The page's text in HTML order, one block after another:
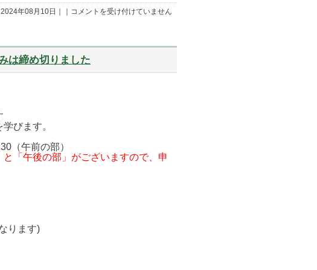
2024年08月10日｜｜
10/12「さ
堀
り
体
験！
め
切
コメントを受け付けていません
は締め切りました
びます。
午前の部）
「午後の部」がございますので、申
ります)